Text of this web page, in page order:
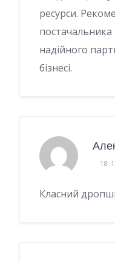
ресурси.
постачальника
надійного
бізнесі.
Класний